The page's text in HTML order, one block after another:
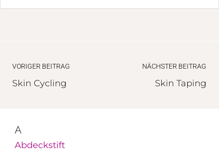
VORIGER BEITRAG
Skin Cycling
NÄCHSTER BEITRAG
Skin Taping
A
Abdeckstift